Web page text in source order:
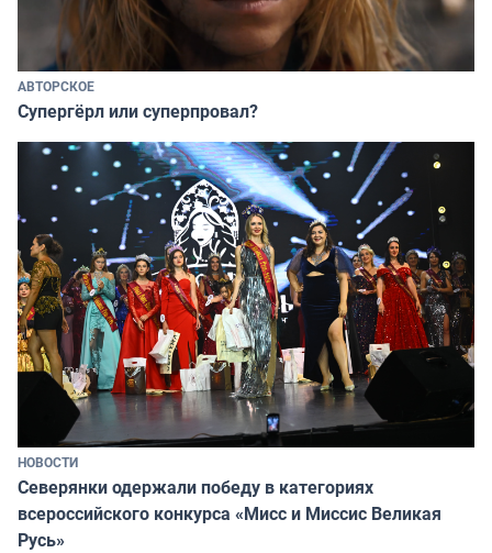
АВТОРСКОЕ
Супергёрл или суперпровал?
НОВОСТИ
Северянки одержали победу в категориях
всероссийского конкурса «Мисс и Миссис Великая
Русь»